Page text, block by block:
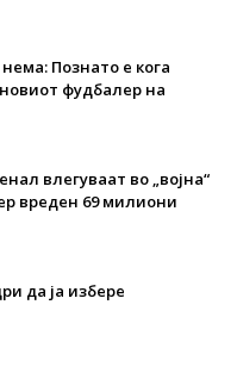
Познато е кога
фудбалер на
влегуваат во „војна“
вреден 69 милиони
да ја избере